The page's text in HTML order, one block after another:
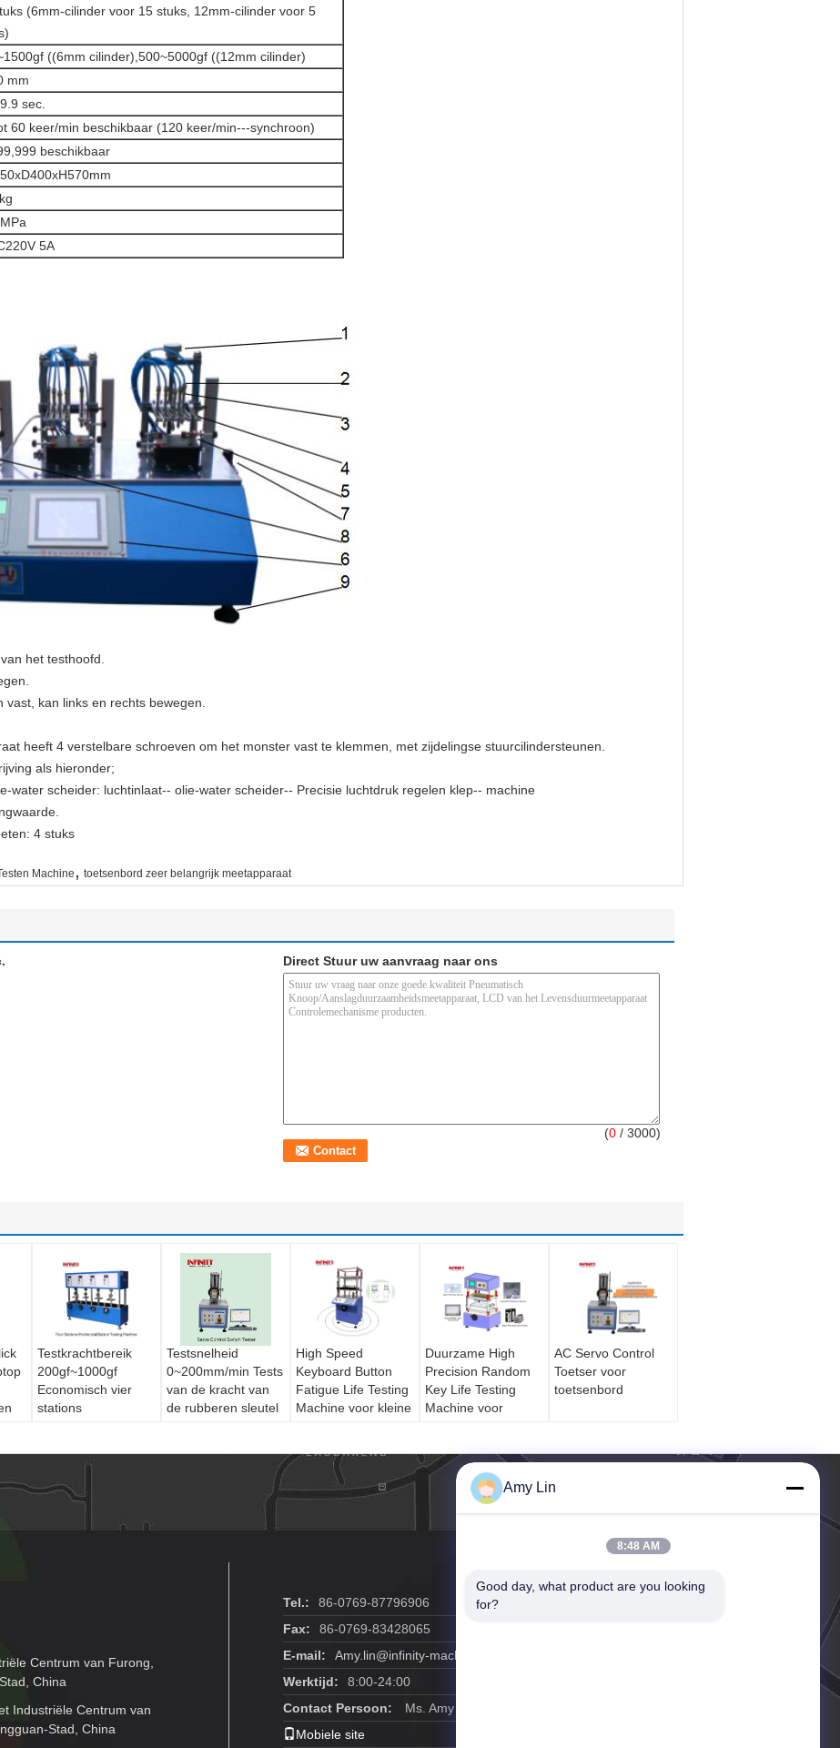
(6mm-cilinder voor 15 stuks, 12mm-cilinder voor 5
((6mm cilinder),500~5000gf ((12mm cilinder)
mm
sec.
60 keer/min beschikbaar (120 keer/min---synchroon)
beschikbaar
5A
het testhoofd.
kan links en rechts bewegen.
heeft 4 verstelbare schroeven om het monster vast te klemmen, met zijdelingse stuurcilindersteunen.
als hieronder;
water scheider: luchtinlaat-- olie-water scheider-- Precisie luchtdruk regelen klep-- machine
4 stuks
Machine , toetsenbord zeer belangrijk meetapparaat
Direct Stuur uw aanvraag naar ons
(0 / 3000)
Testkrachtbereik
200gf~1000gf
Economisch vier
stations
Testsnelheid
0~200mm/min Tests
van de kracht van
de rubberen sleutel
High Speed
Keyboard Button
Fatigue Life Testing
Machine voor kleine
Duurzame High
Precision Random
Key Life Testing
Machine voor
AC Servo Control
Toetser voor
toetsenbord
Centrum van Furong,
China
Industriële Centrum van
Stad, China
Tel.:
86-0769-87796906
Fax:
86-0769-83428065
E-mail:
Amy.lin@infinity-machine.com
Werktijd:
8:00-24:00
Contact Persoon:
Ms. Amy Lin
Mobiele site
Amy Lin
8:48 AM
Good day, what product are you looking
for?